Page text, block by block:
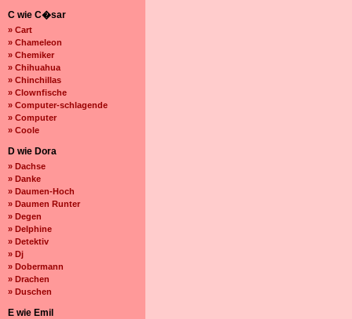
C wie C�sar
» Cart
» Chameleon
» Chemiker
» Chihuahua
» Chinchillas
» Clownfische
» Computer-schlagende
» Computer
» Coole
D wie Dora
» Dachse
» Danke
» Daumen-Hoch
» Daumen Runter
» Degen
» Delphine
» Detektiv
» Dj
» Dobermann
» Drachen
» Duschen
E wie Emil